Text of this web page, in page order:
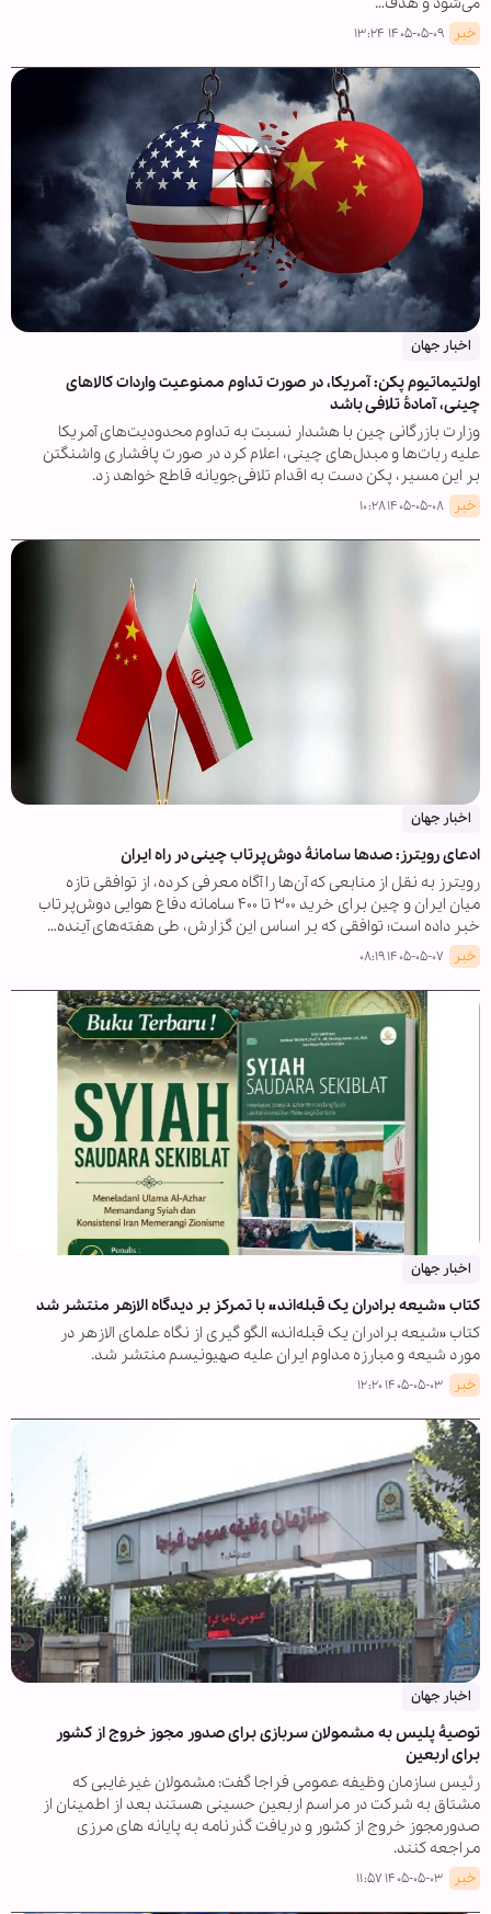
خبر ۱۴۰۵-۰۵-۰۹ ۱۳:۲۴
اخبار جهان
اولتیماتیوم پکن: آمریکا، در صورت تداوم ممنوعیت واردات کالاهای
چینی، آمادۀ تلافی باشد
وزارت بازرگانی چین با هشدار نسبت به تداوم محدودیت‌های آمریکا
علیه ربات‌ها و مبدل‌های چینی، اعلام کرد در صورت پافشاری واشنگتن
بر این مسیر، پکن دست به اقدام تلافی‌جویانه قاطع خواهد زد.
خبر ۱۴۰۵-۰۵-۰۸ ۱۰:۲۸
اخبار جهان
ادعای رویترز: صدها سامانۀ دوش‌پرتاب چینی در راه ایران
رویترز به نقل از منابعی که آن‌ها را آگاه معرفی کرده، از توافقی تازه
میان ایران و چین برای خرید ۳۰۰ تا ۴۰۰ سامانه دفاع هوایی دوش‌پرتاب
خبر داده است؛ توافقی که بر اساس این گزارش، طی هفته‌های آینده…
خبر ۱۴۰۵-۰۵-۰۷ ۰۸:۱۹
اخبار جهان
کتاب »شیعه برادران یک قبله‌اند« با تمرکز بر دیدگاه الازهر منتشر شد
کتاب «شیعه برادران یک قبله‌اند» الگو گیری از نگاه علمای الازهر در
مورد شیعه و مبارزه مداوم ایران علیه صهیونیسم منتشر شد.
خبر ۱۴۰۵-۰۵-۰۳ ۱۲:۲۰
اخبار جهان
توصیۀ پلیس به مشمولان سربازی برای صدور مجوز خروج از کشور
برای اربعین
رئیس سازمان وظیفه عمومی فراجا گفت: مشمولان غیرغایبی که
مشتاق به شرکت در مراسم اربعین حسینی هستند بعد از اطمینان از
صدورمجوز خروج از کشور و دریافت گذرنامه به پایانه های مرزی
مراجعه کنند.
خبر ۱۴۰۵-۰۵-۰۳ ۱۱:۵۷